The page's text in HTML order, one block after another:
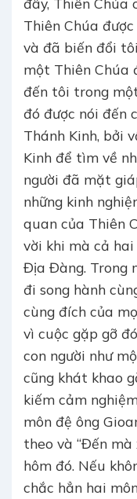
Thiên Chúa
và đã biến đổi
một Thiên Chúa
đến tôi trong
đó được nói đến
Thánh Kinh, bởi
Kinh để tìm về
người đã mặt
những kinh
quan của Thiên
vời khi mà cả
Địa Đàng. Trong
đi song hành
cùng đích của
vì cuộc gặp gỡ
con người như
cũng khát khao
kiếm cảm
môn đệ ông
theo và “Đến
hôm đó. Nếu
chắc hẳn hai